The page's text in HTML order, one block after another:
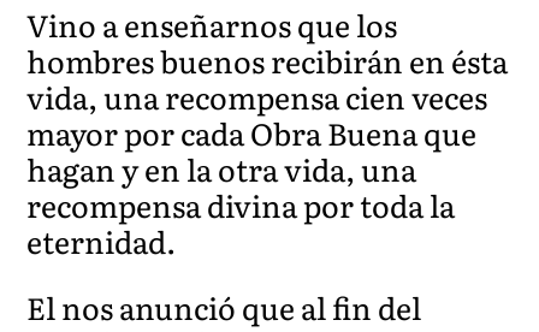
Vino a enseñarnos que los
hombres buenos recibirán en ésta
vida, una recompensa cien veces
mayor por cada Obra Buena que
hagan y en la otra vida, una
recompensa divina por toda la
eternidad.
El nos anunció que al fin del